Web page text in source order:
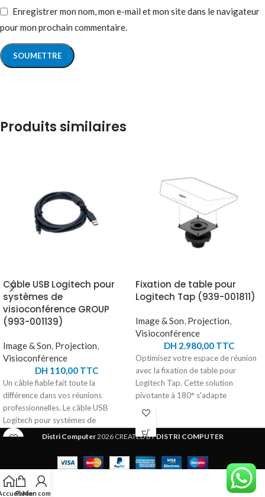
Enregistrer mon nom, mon e-mail et mon site dans le navigateur
pour mon prochain commentaire.
Produits similaires
Câble USB Logitech pour
systèmes de
visioconférence GROUP
(993-001139)
Image & Son Projection
Visioconférence
DH 110,00TTC
Un câble fiable fait toute la
différence dans vos réunions
professionnelles. Le câble USB
Logitech pour systèmes de
visioconférence GROUP assure une
équipements. Conçu spécialement
pour les produits GROUP HD, il
permet de transmettre efficacement
les signaux audio et vidéo afin de
Fixation de table pour
Logitech Tap (939-001811)
Image & Son Projection
Visioconférence
DH 2.980,00TTC
Optimisez votre espace de réunion
avec la fixation de table pour
Logitech Tap. Cette solution
pivotante à 180° s'adapte
facilement à la plupart des tables et
passe-câbles. Grâce à sa gestion
des câbles intégrée, elle offre une
les fils. Améliorez votre expérience
de visioconférence en toute
Distri Computer2026 CREATED BYDISTRI COMPUTER
Panier
Mon compte